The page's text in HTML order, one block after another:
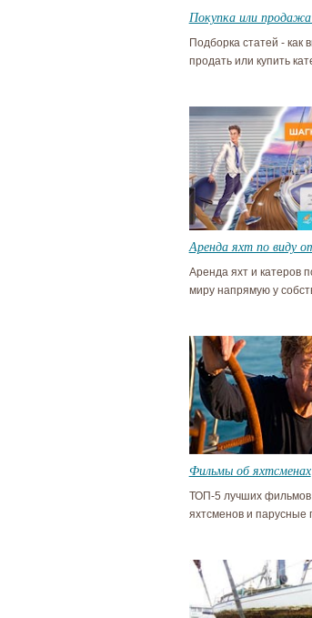
Покупка или
Подборка статей - как
продать или купить
Аренда яхт по виду
Аренда яхт и катеров
миру напрямую у
Фильмы об яхтсменах
ТОП-5 лучших
яхтсменов и парусные